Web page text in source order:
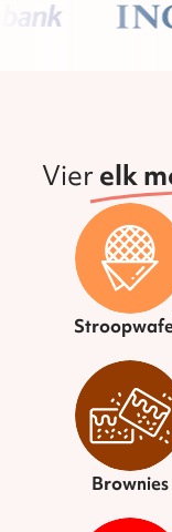
Vier elk
Brownies